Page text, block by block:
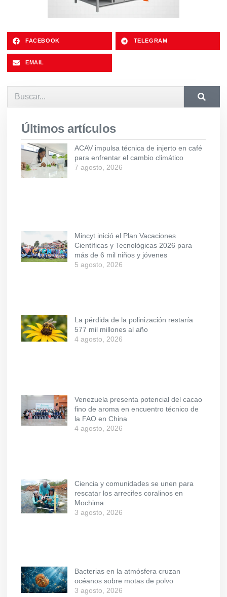
FACEBOOK TELEGRAM
EMAIL
Últimos artículos
ACAV impulsa técnica de injerto en café
para enfrentar el cambio climático
7 agosto, 2026
Mincyt inició el Plan Vacaciones
Científicas y Tecnológicas 2026 para
más de 6 mil niños y jóvenes
5 agosto, 2026
La pérdida de la polinización restaría
577 mil millones al año
4 agosto, 2026
Venezuela presenta potencial del cacao
fino de aroma en encuentro técnico de
la FAO en China
4 agosto, 2026
Ciencia y comunidades se unen para
rescatar los arrecifes coralinos en
Mochima
3 agosto, 2026
Bacterias en la atmósfera cruzan
océanos sobre motas de polvo
3 agosto, 2026